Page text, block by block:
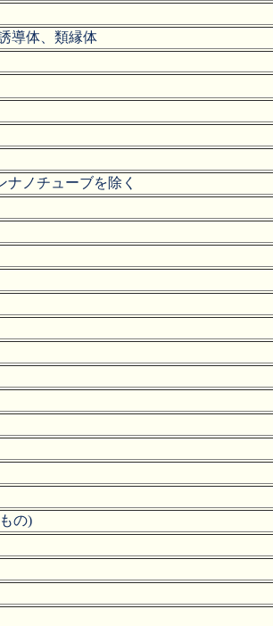
導体、類縁体
ナノチューブを除く
の)